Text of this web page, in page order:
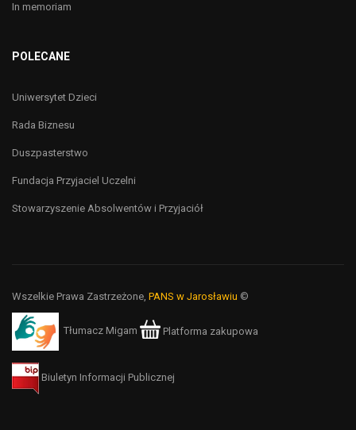
In memoriam
POLECANE
Uniwersytet Dzieci
Rada Biznesu
Duszpasterstwo
Fundacja Przyjaciel Uczelni
Stowarzyszenie Absolwentów i Przyjaciół
Wszelkie Prawa Zastrzeżone, PANS w Jarosławiu ©
Tłumacz Migam Platforma zakupowa
Biuletyn Informacji Publicznej